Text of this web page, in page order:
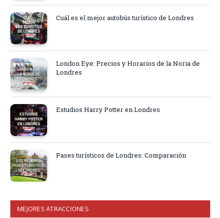
Cuál es el mejor autobús turístico de Londres
London Eye: Precios y Horarios de la Noria de
Londres
Estudios Harry Potter en Londres
Pases turísticos de Londres: Comparación
MEJORES ATRACCIONES